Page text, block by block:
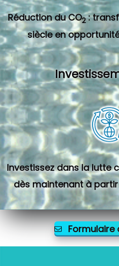
Réduction du CO2 :
siècle en
Investissez dans la lutte
dès maintenant à